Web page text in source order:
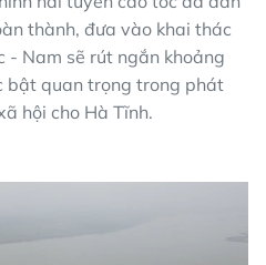
thành, đưa vào khai thác
- Nam sẽ rút ngắn khoảng
bật quan trọng trong phát
hội cho Hà Tĩnh.